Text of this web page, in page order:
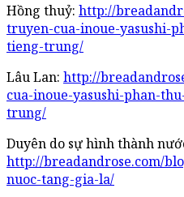
Hồng thuỷ: http://
truyen-cua-inoue-yasushi-
tieng-trung/
Lâu Lan: http://
cua-inoue-yasushi-phan-
trung/
Duyên do sự hình thành
http://breadandrose.com/
nuoc-tang-gia-la/